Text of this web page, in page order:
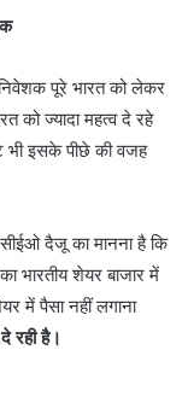
पूरे भारत को लेकर
को ज्यादा महत्व दे रहे
इसके पीछे की वजह
दैजू का मानना है कि
भारतीय शेयर बाजार में
में पैसा नहीं लगाना
रही है।